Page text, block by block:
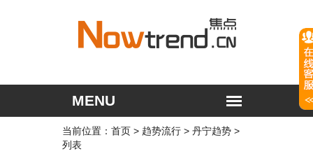
当前位置： 首页 > 趋势流行 > 丹宁趋势 >
列表